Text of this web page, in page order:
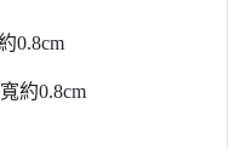
0.8cm
約0.8cm